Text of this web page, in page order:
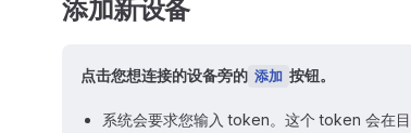
添加新设备
点击您想连接的设备旁的 添加 按钮。
系统会要求您输入 token。这个 token 会在目